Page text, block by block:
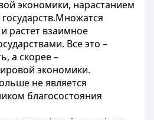
экономики, нарастанием
растет взаимное
Все это –
а скорее –
экономики.
не является
благосостояния